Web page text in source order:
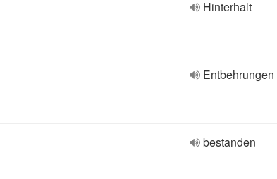
Hinterhalt
Entbehrungen
bestanden